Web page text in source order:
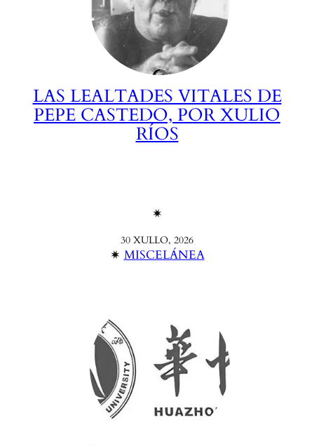
LAS LEALTADES VITALES DE
PEPE CASTEDO, POR XULIO
RÍOS
✴︎
30 XULLO, 2026
✴︎ MISCELÁNEA